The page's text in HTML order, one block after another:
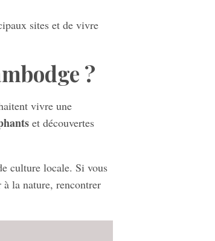
sites et de vivre
?
vivre une
et découvertes
culture locale. Si vous
la nature, rencontrer